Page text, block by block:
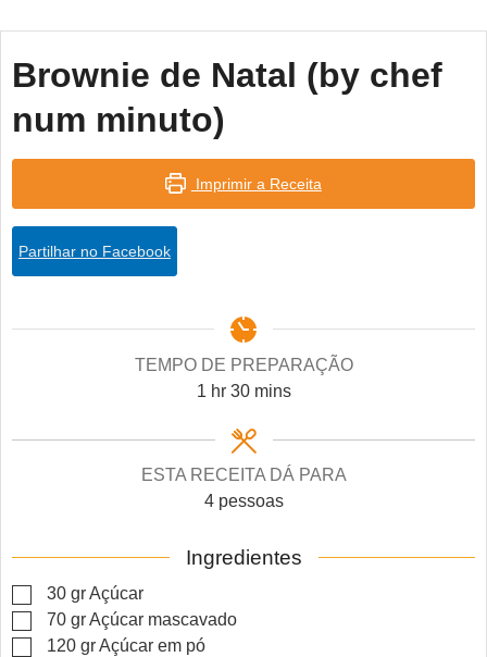
Brownie de Natal (by chef
num minuto)
Imprimir a Receita
Partilhar no Facebook
TEMPO DE PREPARAÇÃO
1 hour
hr 30minutes
mins
ESTA RECEITA DÁ PARA
4 pessoas
Ingredientes
▢
30 grAçúcar
▢
70 grAçúcar mascavado
▢
120 grAçúcar em pó